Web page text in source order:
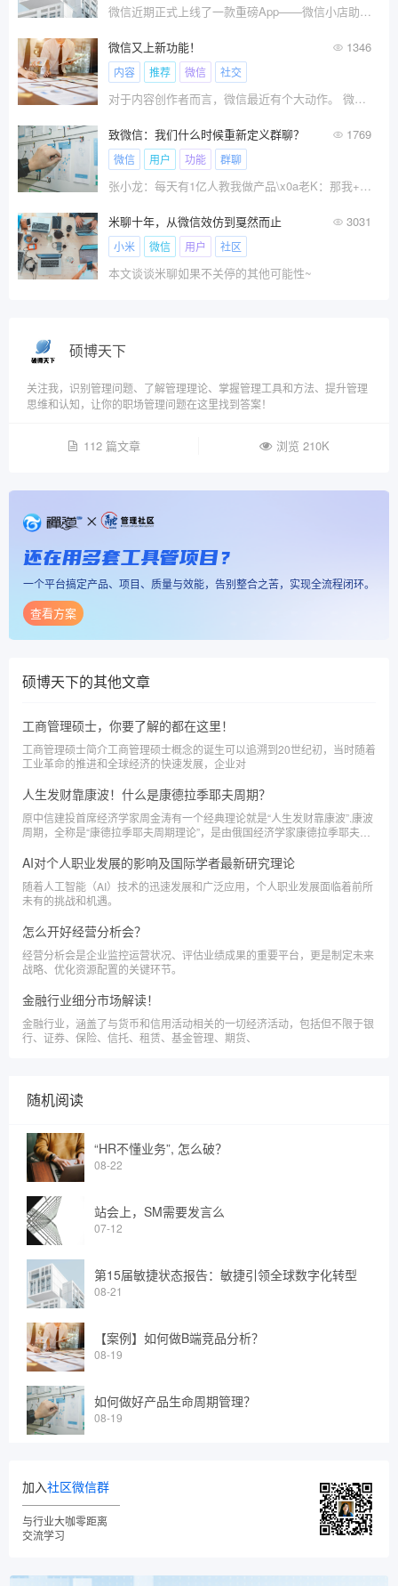
微信近期正式上线了一款重磅App——微信小店助手。i
微信又上新功能！ 1346
内容 推荐 微信 社交
对于内容创作者而言，微信最近有个大动作。 微信对
致微信：我们什么时候重新定义群聊？ 1769
微信 用户 功能 群聊
张小龙：每天有1亿人教我做产品\x0a老K：那我+1????????
米聊十年，从微信效仿到戛然而止 3031
小米 微信 用户 社区
本文谈谈米聊如果不关停的其他可能性~
硕博天下
关注我，识别管理问题、了解管理理论、掌握管理工具和方法、提升管理
思维和认知，让你的职场管理问题在这里找到答案！
112 篇文章 浏览 210K
还在用多套工具管项目？
一个平台搞定产品、项目、质量与效能，告别整合之苦，实现全流程闭环。
查看方案
硕博天下的其他文章
工商管理硕士，你要了解的都在这里！
工商管理硕士简介工商管理硕士概念的诞生可以追溯到20世纪初，当时随着
工业革命的推进和全球经济的快速发展，企业对
人生发财靠康波！什么是康德拉季耶夫周期？
原中信建投首席经济学家周金涛有一个经典理论就是“人生发财靠康波”.康波
周期，全称是“康德拉季耶夫周期理论”，是由俄国经济学家康德拉季耶夫在
周期。这个周期通常分为四个阶段
AI对个人职业发展的影响及国际学者最新研究理论
随着人工智能（AI）技术的迅速发展和广泛应用，个人职业发展面临着前所
未有的挑战和机遇。
怎么开好经营分析会？
经营分析会是企业监控运营状况、评估业绩成果的重要平台，更是制定未来
战略、优化资源配置的关键环节。
金融行业细分市场解读！
金融行业，涵盖了与货币和信用活动相关的一切经济活动，包括但不限于银
行、证券、保险、信托、租赁、基金管理、期货、
随机阅读
“HR不懂业务”, 怎么破？
08-22
站会上，SM需要发言么
07-12
第15届敏捷状态报告：敏捷引领全球数字化转型
08-21
【案例】如何做B端竞品分析？
08-19
如何做好产品生命周期管理？
08-19
加入社区微信群
与行业大咖零距离
交流学习